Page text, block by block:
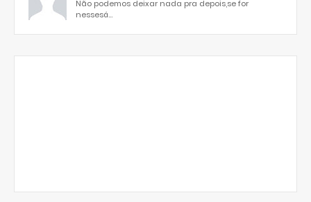
Não podemos deixar nada pra depois,se for
nessesá...